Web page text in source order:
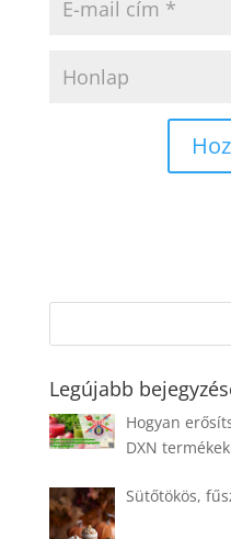
Legújabb
Hogyan
DXN
Sütőtökös,